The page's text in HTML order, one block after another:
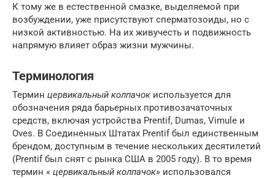
К тому же в естественной смазке, выделяемой при
возбуждении, уже присутствуют сперматозоиды, но с
низкой активностью. На их живучесть и подвижность
напрямую влияет образ жизни мужчины.
Терминология
Термин цервикальный колпачок используется для
обозначения ряда барьерных противозачаточных
средств, включая устройства Prentif, Dumas, Vimule и
Oves. В Соединенных Штатах Prentif был единственным
брендом, доступным в течение нескольких десятилетий
(Prentif был снят с рынка США в 2005 году). В то время
термин « цервикальный колпачок» использовался